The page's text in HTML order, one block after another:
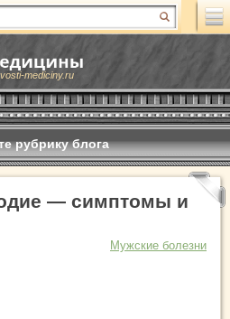
mediciny.ru
рубрику блога
— симптомы и
Мужские болезни